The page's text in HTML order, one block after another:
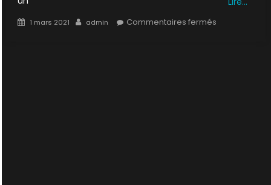
Posted
1 mars 2021 Author
admin Commentaires ferméssur